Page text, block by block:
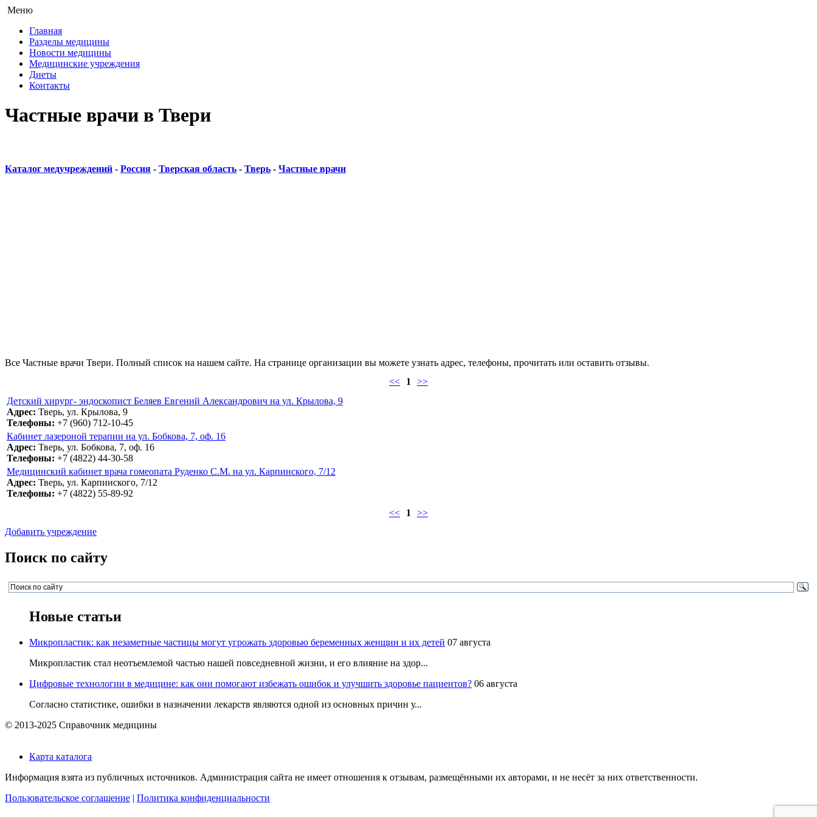
Меню
Главная
Разделы медицины
Новости медицины
Медицинские учреждения
Диеты
Контакты
Частные врачи в Твери
Каталог медучреждений - Россия - Тверская область - Тверь - Частные врачи
Все Частные врачи Твери. Полный список на нашем сайте. На странице организации вы можете узнать адрес, телефоны, прочитать или оставить отзывы.
<<
1 >>
Детский хирург- эндоскопист Беляев Евгений Александрович на ул. Крылова, 9
Адрес: Тверь, ул. Крылова, 9
Телефоны: +7 (960) 712-10-45
Кабинет лазероной терапии на ул. Бобкова, 7, оф. 16
Адрес: Тверь, ул. Бобкова, 7, оф. 16
Телефоны: +7 (4822) 44-30-58
Медицинский кабинет врача гомеопата Руденко С.М. на ул. Карпинского, 7/12
Адрес: Тверь, ул. Карпинского, 7/12
Телефоны: +7 (4822) 55-89-92
<<
1 >>
Добавить учреждение
Поиск по сайту
Новые статьи
Микропластик: как незаметные частицы могут угрожать здоровью беременных женщин и их детей 07 августа
Микропластик стал неотъемлемой частью нашей повседневной жизни, и его влияние на здор...
Цифровые технологии в медицине: как они помогают избежать ошибок и улучшить здоровье пациентов? 06 августа
Согласно статистике, ошибки в назначении лекарств являются одной из основных причин у...
© 2013-2025 Справочник медицины
Карта каталога
Информация взята из публичных источников. Администрация сайта не имеет отношения к отзывам, размещёнными их авторами, и не несёт за них ответственности.
Пользовательское соглашение | Политика конфиденциальности